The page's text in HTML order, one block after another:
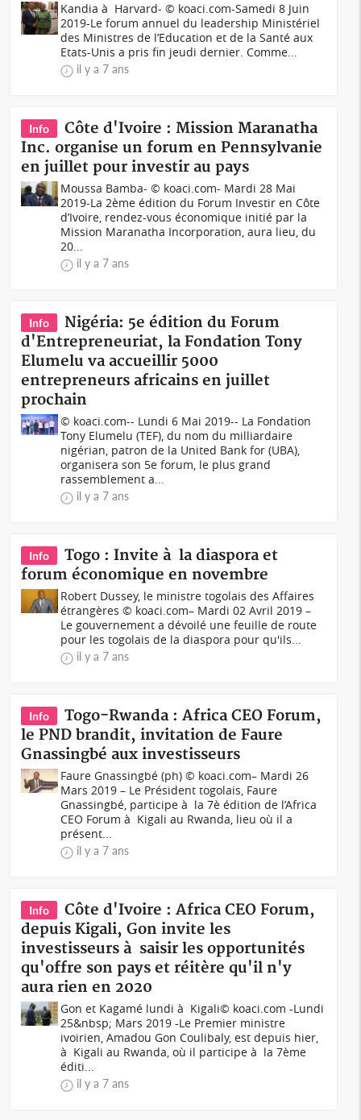
Kandia à Harvard- © koaci.com-Samedi 8 Juin
2019-Le forum annuel du leadership Ministériel
des Ministres de l’Education et de la Santé aux
Etats-Unis a pris fin jeudi dernier. Comme...
il y a 7 ans
Info
Côte d'Ivoire : Mission Maranatha
Inc. organise un forum en Pennsylvanie
en juillet pour investir au pays
Moussa Bamba- © koaci.com- Mardi 28 Mai
2019-La 2ème édition du Forum Investir en Côte
d’Ivoire, rendez-vous économique initié par la
Mission Maranatha Incorporation, aura lieu, du
20...
il y a 7 ans
Info
Nigéria: 5e édition du Forum
d'Entrepreneuriat, la Fondation Tony
Elumelu va accueillir 5000
entrepreneurs africains en juillet
prochain
© koaci.com-- Lundi 6 Mai 2019-- La Fondation
Tony Elumelu (TEF), du nom du milliardaire
nigérian, patron de la United Bank for (UBA),
organisera son 5e forum, le plus grand
rassemblement a...
il y a 7 ans
Info
Togo : Invite à la diaspora et
forum économique en novembre
Robert Dussey, le ministre togolais des Affaires
étrangères © koaci.com– Mardi 02 Avril 2019 –
Le gouvernement a dévoilé une feuille de route
pour les togolais de la diaspora pour qu'ils...
il y a 7 ans
Info
Togo-Rwanda : Africa CEO Forum,
le PND brandit, invitation de Faure
Gnassingbé aux investisseurs
Faure Gnassingbé (ph) © koaci.com– Mardi 26
Mars 2019 – Le Président togolais, Faure
Gnassingbé, participe à la 7è édition de l’Africa
CEO Forum à Kigali au Rwanda, lieu où il a
présent...
il y a 7 ans
Info
Côte d'Ivoire : Africa CEO Forum,
depuis Kigali, Gon invite les
investisseurs à saisir les opportunités
qu'offre son pays et réitère qu'il n'y
aura rien en 2020
Gon et Kagamé lundi à Kigali© koaci.com -Lundi
25&nbsp; Mars 2019 -Le Premier ministre
ivoirien, Amadou Gon Coulibaly, est depuis hier,
à Kigali au Rwanda, où il participe à la 7ème
éditi...
il y a 7 ans